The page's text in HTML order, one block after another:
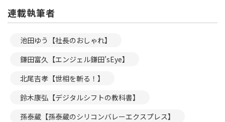
連載執筆者
池田ゆう【社長のおしゃれ】
鎌田富久【エンジェル鎌田’sEye】
北尾吉孝【世相を斬る！】
鈴木康弘【デジタルシフトの教科書】
孫泰蔵【孫泰蔵のシリコンバレーエクスプレス】